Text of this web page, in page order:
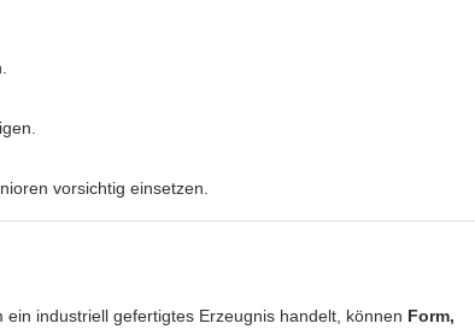
vorsichtig einsetzen.
industriell gefertigtes Erzeugnis handelt, können Form,